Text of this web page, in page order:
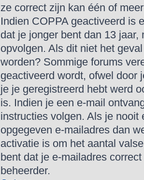
ze correct zijn kan één of
Indien COPPA geactiveerd is
dat je jonger bent dan 13
opvolgen. Als dit niet het
worden? Sommige forums
geactiveerd wordt, ofwel door
je je geregistreerd hebt werd
is. Indien je een e-mail
instructies volgen. Als je
opgegeven e-mailadres dan
activatie is om het aantal
bent dat je e-mailadres
beheerder.